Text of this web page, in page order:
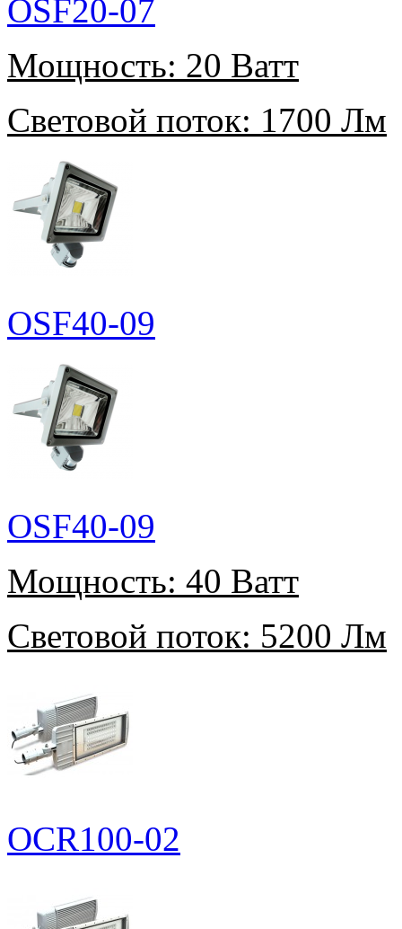
OSF20-07
Мощность: 20 Ватт
Световой поток: 1700 Лм
OSF40-09
OSF40-09
Мощность: 40 Ватт
Световой поток: 5200 Лм
OCR100-02